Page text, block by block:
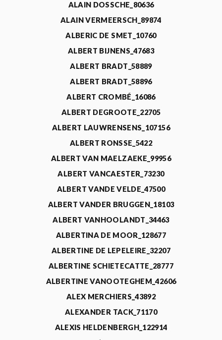
ALAIN DOSSCHE_80636
ALAIN VERMEERSCH_89874
ALBERIC DE SMET_10760
ALBERT BIJNENS_47683
ALBERT BRADT_58889
ALBERT BRADT_58896
ALBERT CROMBÉ_16086
ALBERT DEGROOTE_22705
ALBERT LAUWRENSENS_107156
ALBERT RONSSE_5422
ALBERT VAN MAELZAEKE_99956
ALBERT VANCAESTER_73230
ALBERT VANDE VELDE_47500
ALBERT VANDER BRUGGEN_18103
ALBERT VANHOOLANDT_34463
ALBERTINA DE MOOR_128677
ALBERTINE DE LEPELEIRE_32207
ALBERTINE SCHIETECATTE_28777
ALBERTINE VANOOTEGHEM_42606
ALEX MERCHIERS_43892
ALEXANDER TACK_71170
ALEXIS HELDENBERGH_122914